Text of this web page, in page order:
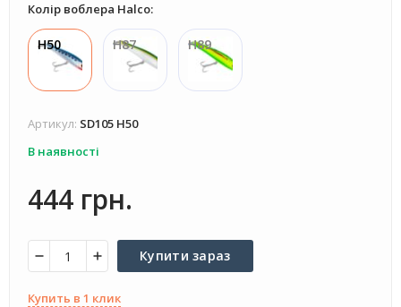
Колір воблера Halco:
H50 H87 H89
Артикул: SD105 H50
В наявності
444 грн.
Купити зараз
Купить в 1 клик